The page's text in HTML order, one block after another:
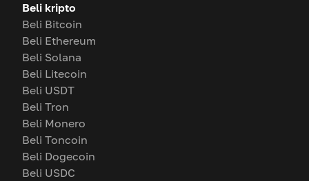
Beli kripto
Beli Bitcoin
Beli Ethereum
Beli Solana
Beli Litecoin
Beli USDT
Beli Tron
Beli Monero
Beli Toncoin
Beli Dogecoin
Beli USDC